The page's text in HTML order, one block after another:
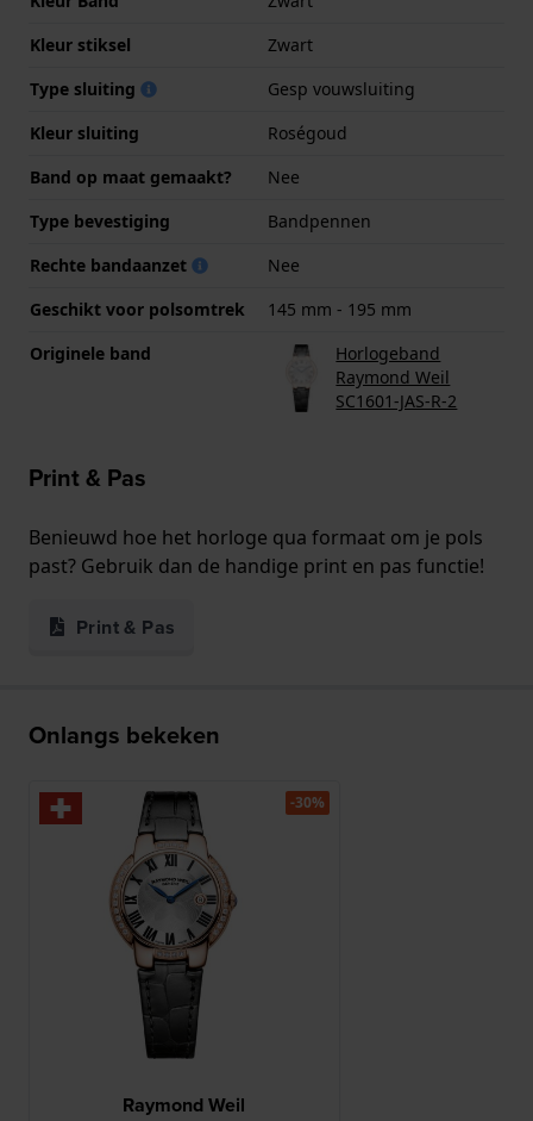
Kleur stiksel
Zwart
Type sluiting
Gesp vouwsluiting
Kleur sluiting
Roségoud
Band op maat gemaakt?
Nee
Type bevestiging
Bandpennen
Rechte bandaanzet
Nee
Geschikt voor polsomtrek
145 mm - 195 mm
Originele band
Horlogeband
Raymond Weil
SC1601-JAS-R-2
Print & Pas
Benieuwd hoe het horloge qua formaat om je pols
past? Gebruik dan de handige print en pas functie!
Print & Pas
Onlangs bekeken
Raymond Weil
-30%